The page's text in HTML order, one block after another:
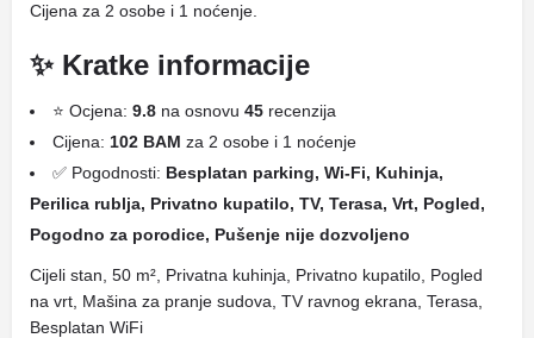
Cijena za 2 osobe i 1 noćenje.
✨ Kratke informacije
⭐ Ocjena: 9.8 na osnovu 45 recenzija
Cijena: 102 BAM za 2 osobe i 1 noćenje
✅ Pogodnosti: Besplatan parking, Wi-Fi, Kuhinja,
Perilica rublja, Privatno kupatilo, TV, Terasa, Vrt, Pogled,
Pogodno za porodice, Pušenje nije dozvoljeno
Cijeli stan, 50 m², Privatna kuhinja, Privatno kupatilo, Pogled
na vrt, Mašina za pranje sudova, TV ravnog ekrana, Terasa,
Besplatan WiFi